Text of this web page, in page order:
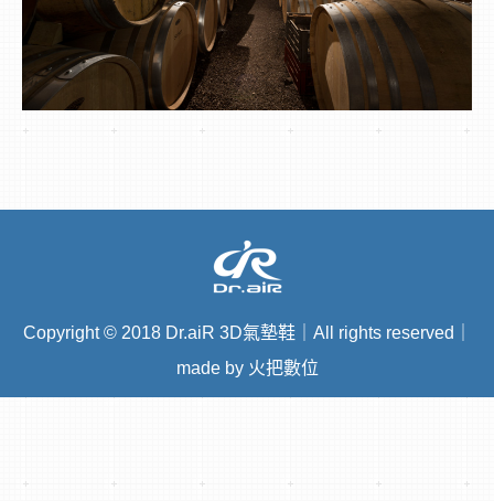
Copyright©2018 Dr.aiR 3D氣墊鞋｜All rights reserved｜
made by 火把數位